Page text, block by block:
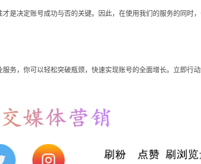
是决定账号成功与否的关键。因此，在使用我们的服务的同时
务，你可以轻松突破瓶颈，快速实现账号的全面增长。立即行